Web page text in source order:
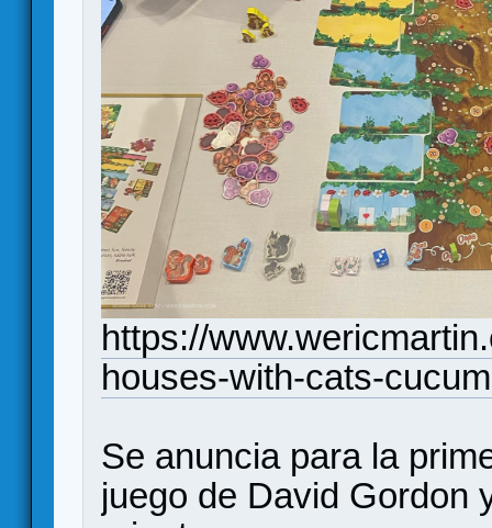
https://
houses-with-cats-
Se anuncia para la
juego de David Gordon